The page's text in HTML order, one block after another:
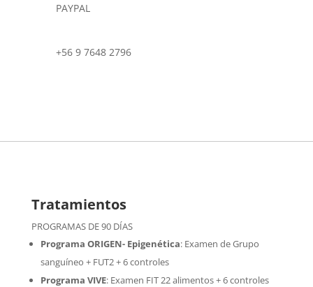
PAYPAL
+56 9 7648 2796
Tratamientos
PROGRAMAS DE 90 DÍAS
Programa ORIGEN- Epigenética:Examen de Grupo
sanguíneo + FUT2 + 6 controles
Programa VIVE: Examen FIT 22 alimentos + 6 controles